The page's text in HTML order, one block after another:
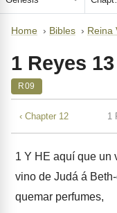
Home › Bibles › Reina
1 Reyes 13
R09
‹ Chapter 12 1
1 Y HE aquí que un
vino de Judá á
quemar perfumes,